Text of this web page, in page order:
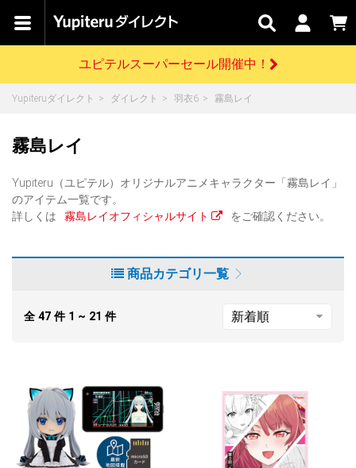
カテゴリで
キャン
ペーン
関連
サービス
お問い
合わせ
はじめての
ドライブレコーダー
ゴルフ WEB限定モデル
スペアパーツ
アウトレット
駐車監視機能 標準搭載
駐車監視セット
サポートカー用品
大口注文はこちら
GPSデータ更新のお申込はこちら
開催中のキャンペーン
で】ユピテルスーパ
詳しくはこちら
scroll
お役立ち情報・トピックス
scroll
お買い物ガイド
各種ご利用方法はこちら
お問い合わせ前のご確認はこちら
ログインする
会員価格やポイントを利用してご購入頂けます
Yupiteruダイレクトに新規会員登録いただくと、
ユピテルスーパーセール開催中！
Yupiteruダイレクト ダイレクト 羽衣6 霧島レイ
霧島レイ
Yupiteru（ユピテル）オリジナルアニメキャラクター「霧島レイ」
のアイテム一覧です。
詳しくは
霧島レイオフィシャルサイト をご確認ください。
商品カテゴリ一覧
全 47 件 1 ~ 21 件